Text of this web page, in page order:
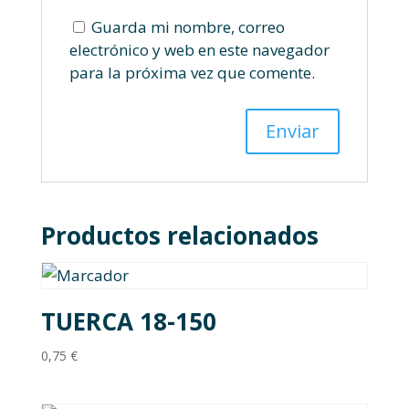
Guarda mi nombre, correo
electrónico y web en este navegador
para la próxima vez que comente.
Productos relacionados
TUERCA 18-150
0,75 €